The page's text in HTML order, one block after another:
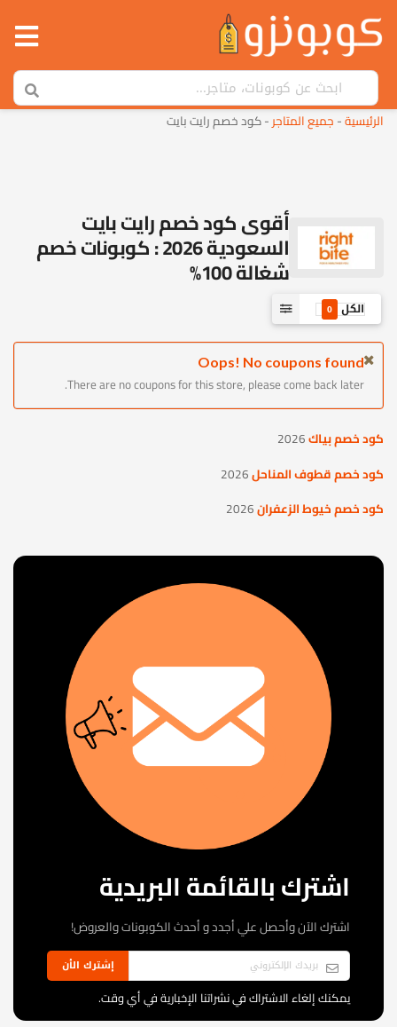
الرئيسية-جميع المتاجر-كود خصم رايت بايت
أقوى كود خصم رايت بايت
السعودية 2026 : كوبونات خصم
شغالة 100%
الكل 0
Oops! No coupons found
There are no coupons for this store, please come back later.
كود خصم بياك
كود خصم قطوف المناحل
كود خصم خيوط الزعفران
اشترك بالقائمة البريدية
اشترك الآن وأحصل علي أجدد و أحدث الكوبونات والعروض!
إشترك الأن
يمكنك إلغاء الاشتراك في نشراتنا الإخبارية في أي وقت.